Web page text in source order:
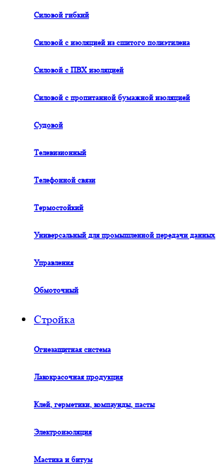
Силовой гибкий
Силовой с изоляцией из сшитого полиэтилена
Силовой с ПВХ изоляцией
Силовой с пропитанной бумажной изоляцией
Судовой
Телевизионный
Телефонной связи
Термостойкий
Универсальный для промышленной передачи данных
Управления
Обмоточный
Стройка
Огнезащитная система
Лакокрасочная продукция
Клей, герметики, компаунды, пасты
Электроизоляция
Мастика и битум